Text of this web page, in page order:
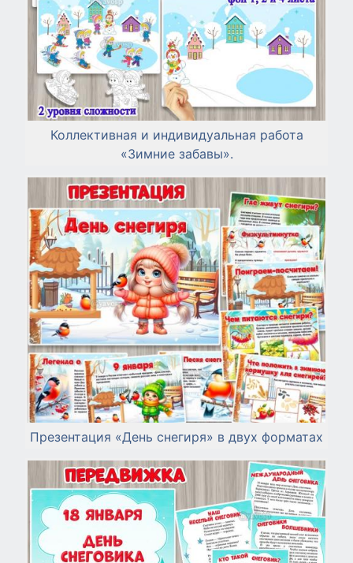
Коллективная и индивидуальная работа
«Зимние забавы».
Презентация «День снегиря» в двух форматах